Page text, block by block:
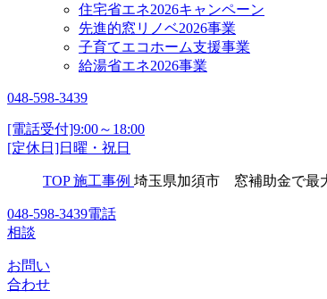
住宅省エネ2026キャンペーン
先進的窓リノベ2026事業
子育てエコホーム支援事業
給湯省エネ2026事業
048-598-3439
[電話受付]9:00～18:00
[定休日]日曜・祝日
TOP 施工事例 埼玉県加須市 窓補助金で最
048-598-3439電話
相談
お問い
合わせ